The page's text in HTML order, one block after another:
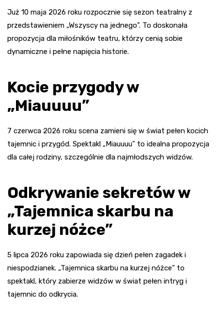
Już 10 maja 2026 roku rozpocznie się sezon teatralny z
przedstawieniem „Wszyscy na jednego”. To doskonała
propozycja dla miłośników teatru, którzy cenią sobie
dynamiczne i pełne napięcia historie.
Kocie przygody w
„Miauuuu”
7 czerwca 2026 roku scena zamieni się w świat pełen kocich
tajemnic i przygód. Spektakl „Miauuuu” to idealna propozycja
dla całej rodziny, szczególnie dla najmłodszych widzów.
Odkrywanie sekretów w
„Tajemnica skarbu na
kurzej nóżce”
5 lipca 2026 roku zapowiada się dzień pełen zagadek i
niespodzianek. „Tajemnica skarbu na kurzej nóżce” to
spektakl, który zabierze widzów w świat pełen intryg i
tajemnic do odkrycia.